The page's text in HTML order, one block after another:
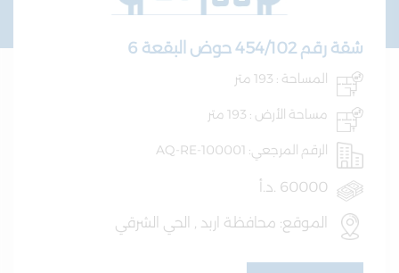
شقة رقم 454/102 حوض البقعة 6
المساحة : 193 متر
مساحة الأرض : 193 متر
الرقم المرجعي: AQ-RE-100001
60000 .د.أ
الموقع: محافظة اربد , الحي الشرقي